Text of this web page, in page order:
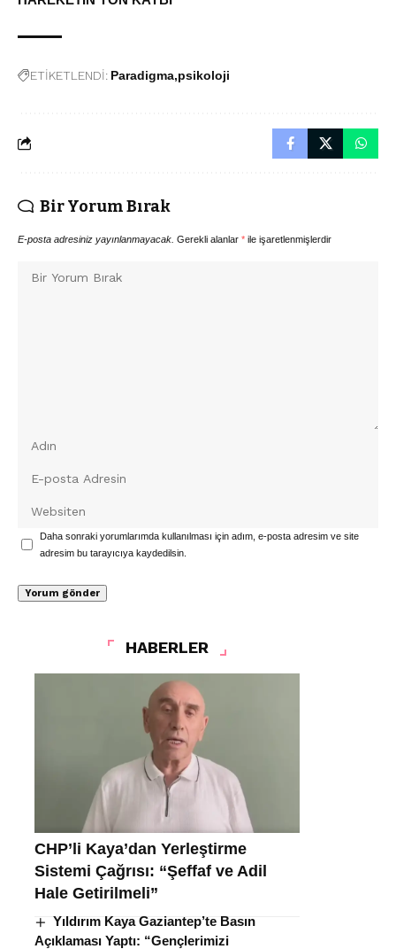
ETİKETLENDİ: Paradigma psikoloji
Bir Yorum Bırak
E-posta adresiniz yayınlanmayacak. Gerekli alanlar * ile işaretlenmişlerdir
Daha sonraki yorumlarımda kullanılması için adım, e-posta adresim ve site
adresim bu tarayıcıya kaydedilsin.
HABERLER
CHP’li Kaya’dan Yerleştirme
Sistemi Çağrısı: “Şeffaf ve Adil
Hale Getirilmeli”
Yıldırım Kaya Gaziantep’te Basın
Açıklaması Yaptı: “Gençlerimizi